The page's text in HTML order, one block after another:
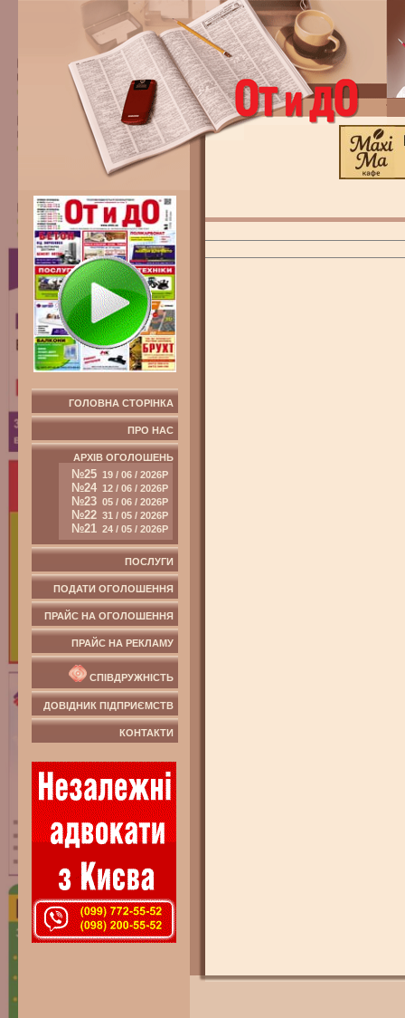
ГОЛОВНА СТОРІНКА
ПРО НАС
АРХІВ ОГОЛОШЕНЬ
№25 19 / 06 / 2026Р
№24 12 / 06 / 2026Р
№23 05 / 06 / 2026Р
№22 31 / 05 / 2026Р
№21 24 / 05 / 2026Р
ПОСЛУГИ
ПОДАТИ ОГОЛОШЕННЯ
ПРАЙС НА ОГОЛОШЕННЯ
ПРАЙС НА РЕКЛАМУ
СПІВДРУЖНІСТЬ
ДОВІДНИК ПІДПРИЄМСТВ
КОНТАКТИ